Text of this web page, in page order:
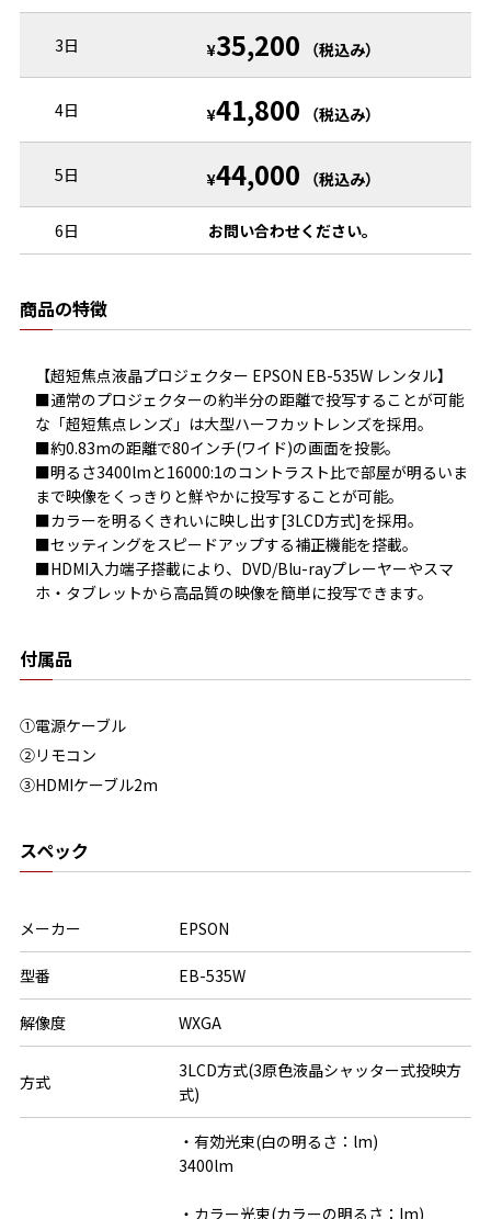
3日 ¥35,200 （税込み）
4日 ¥41,800 （税込み）
5日 ¥44,000 （税込み）
6日 お問い合わせください。
商品の特徴
【超短焦点液晶プロジェクター EPSON EB-535W レンタル】
■通常のプロジェクターの約半分の距離で投写することが可能
な「超短焦点レンズ」は大型ハーフカットレンズを採用。
■約0.83mの距離で80インチ(ワイド)の画面を投影。
■明るさ3400lmと16000:1のコントラスト比で部屋が明るいま
まで映像をくっきりと鮮やかに投写することが可能。
■カラーを明るくきれいに映し出す[3LCD方式]を採用。
■セッティングをスピードアップする補正機能を搭載。
■HDMI入力端子搭載により、DVD/Blu-rayプレーヤーやスマ
ホ・タブレットから高品質の映像を簡単に投写できます。
付属品
①電源ケーブル
②リモコン
③HDMIケーブル2m
スペック
メーカー EPSON
型番 EB-535W
解像度 WXGA
方式
3LCD方式(3原色液晶シャッター式投映方
式)
・有効光束(白の明るさ：lm)
3400lm
・カラー光束(カラーの明るさ：lm)